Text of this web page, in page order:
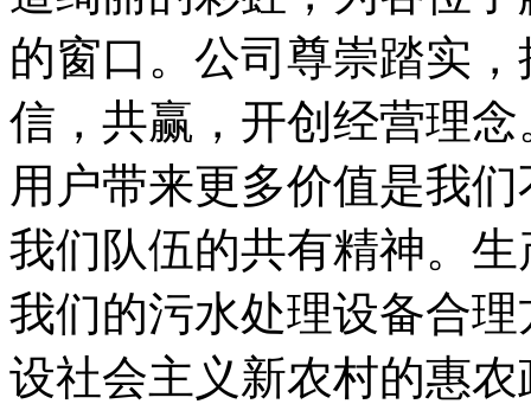
的窗口。公司尊崇踏实
信，共赢，开创经营理
用户带来更多价值是我
我们队伍的共有精神。
我们的污水处理设备合
设社会主义新农村的惠